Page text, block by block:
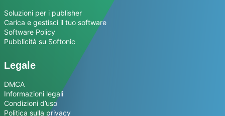
Soluzioni per i publisher
Carica e gestisci il tuo software
Software Policy
Pubblicità su Softonic
Legale
DMCA
Informazioni legali
Condizioni d’uso
Politica sulla privacy